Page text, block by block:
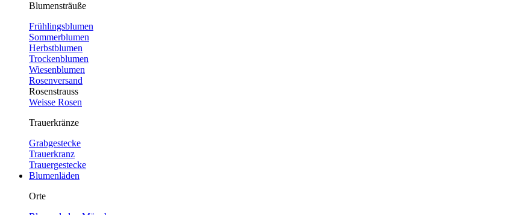
Blumensträuße
Frühlingsblumen
Sommerblumen
Herbstblumen
Trockenblumen
Wiesenblumen
Rosenversand
Rosenstrauss
Weisse Rosen
Trauerkränze
Grabgestecke
Trauerkranz
Trauergestecke
Blumenläden
Orte